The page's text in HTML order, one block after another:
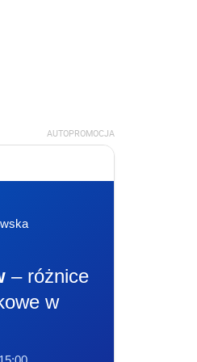
AUTOPROMOCJA
– różnice
w